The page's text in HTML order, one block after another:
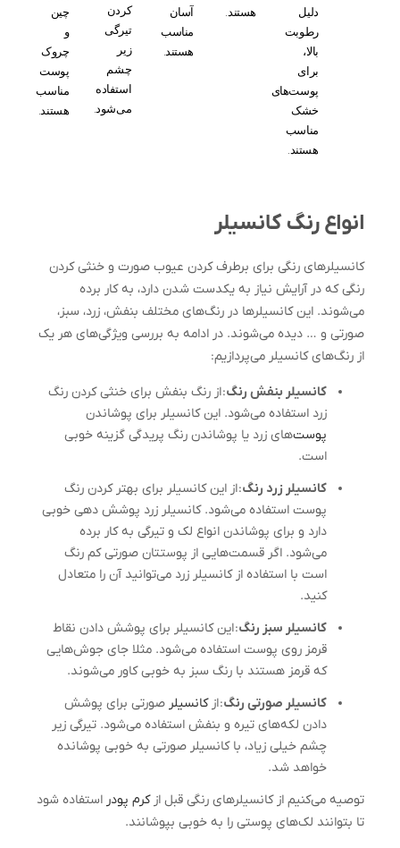
دلیل
رطوبت
بالا،
برای
پوست‌های
خشک
مناسب
هستند.
هستند.
آسان
مناسب
هستند.
کردن
تیرگی
زیر
چشم
استفاده
می‌شود.
چین
و
چروک
پوست
مناسب
هستند.
انواع رنگ کانسیلر
کانسیلرهای رنگی برای برطرف کردن عیوب صورت و خنثی کردن
رنگی که در آرایش نیاز به یکدست شدن دارد، به کار برده
می‌شوند. این کانسیلرها در رنگ‌های مختلف بنفش، زرد، سبز،
صورتی و … دیده می‌شوند. در ادامه به بررسی ویژگی‌های هر یک
از رنگ‌های کانسیلر می‌پردازیم:
کانسیلر بنفش رنگ: از رنگ بنفش برای خنثی کردن رنگ
زرد استفاده می‌شود. این کانسیلر برای پوشاندن
پوست‌های زرد یا پوشاندن رنگ پریدگی گزینه خوبی
است.
کانسیلر زرد رنگ: از این کانسیلر برای بهتر کردن رنگ
پوست استفاده می‌شود. کانسیلر زرد پوشش دهی خوبی
دارد و برای پوشاندن انواع لک‌ و تیرگی به کار برده
می‌شود. اگر قسمت‌هایی از پوستتان صورتی کم رنگ
است با استفاده از کانسیلر زرد می‌توانید آن را متعادل
کنید.
کانسیلر سبز رنگ: این کانسیلر برای پوشش دادن نقاط
قرمز روی پوست استفاده می‌شود. مثلا جای جوش‌هایی
که قرمز هستند با رنگ سبز به خوبی کاور می‌شوند.
کانسیلر صورتی رنگ: ازکانسیلر صورتی برای پوشش
دادن لکه‌های تیره و بنفش استفاده می‌شود. تیرگی زیر
چشم خیلی زیاد، با کانسیلر صورتی به خوبی پوشانده
خواهد شد.
توصیه می‌کنیم از کانسیلرهای رنگی قبل ازکرم پودر استفاده شود
تا بتوانند لک‌های پوستی را به خوبی بپوشانند.